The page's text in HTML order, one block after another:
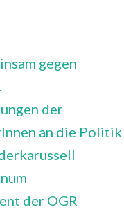
gegen
der
an die Politik
der OGR